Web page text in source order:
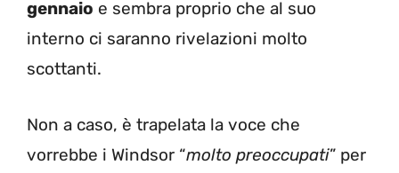
gennaio e sembra proprio che al suo
interno ci saranno rivelazioni molto
scottanti.
Non a caso, è trapelata la voce che
vorrebbe i Windsor “molto preoccupati” per